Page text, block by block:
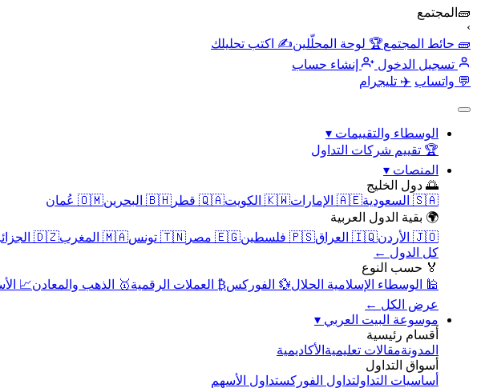
🧱 المجتمع
›
🧱 حائط المجتمع🏆 لوحة المحلّلين✍️ اكتب تحليلك
تسجيل الدخول
إنشاء حساب
💬 واتساب ✈️ تليجرام
الوسطاء والتقييمات ▾
🏆 تقييم شركات التداول
المنصات ▾
🌅 دول الخليج
🇸🇦 السعودية
🇦🇪 الإمارات 🇰🇼 الكويت 🇶🇦 قطر 🇧🇭 البحرين
🇴🇲 عُمان
🌍 بقية الدول العربية
🇯🇴 الأردن
🇮🇶 العراق 🇵🇸 فلسطين 🇪🇬 مصر 🇹🇳 تونس 🇲🇦 المغرب 🇩🇿 الجزائر
كل الدول ←
🏅 حسب النوع
🕌 الوسطاء الإسلامية الحلال💱 الفوركس₿ العملات الرقمية🥇 الذهب والمعادن📈
عرض الكل ←
موسوعة البيت العربي ▾
أقسام رئيسية
المدونةمقالات تعليمية الأكاديمية
أسواق التداول
أساسيات التداولتداول الفوركستداول الأسهم